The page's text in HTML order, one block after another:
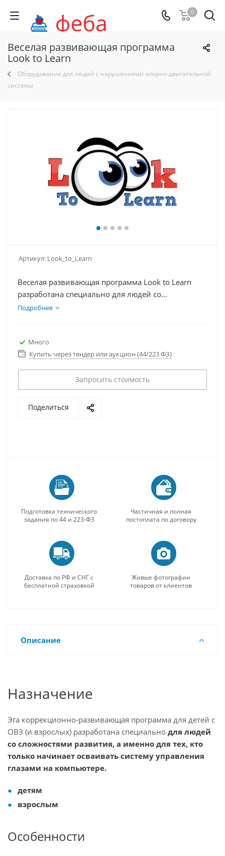
0
Веселая развивающая программа
Look to Learn
Оборудование для людей с нарушениями опорно-двигательной
системы
Артикул: Look_to_Learn
Веселая развивающая программа Look to Learn
разработана специально для людей со
сложностями развития (любого возраста), а
Подробнее
Много
Купить через тендер или аукцион (44/223 ФЗ)
Запросить стоимость
Поделиться
Подготовка технического
задания по 44 и 223-ФЗ
Частичная и полная
постоплата по договору
Доставка по РФ и СНГ с
бесплатной страховкой
Живые фотографии
товаров от клиентов
Описание
Назначение
Эта коррекционно-развивающая программа для детей с
ОВЗ (и взрослых) разработана специально для людей
со сложностями развития, а именно для тех, кто
только начинает осваивать систему управления
глазами на компьютере.
детям
взрослым
Особенности